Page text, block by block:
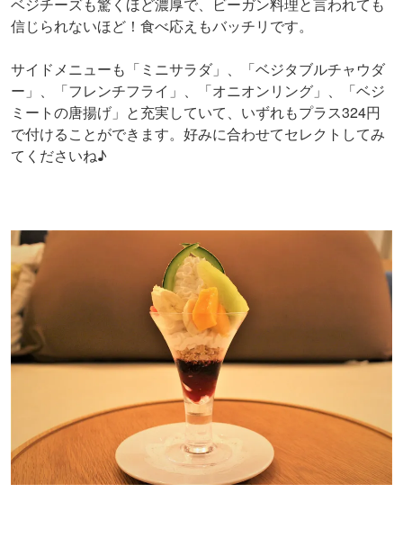
信じられないほど！食べ応えもバッチリです。
サイドメニューも「ミニサラダ」、「ベジタブルチャウダ
ー」、「フレンチフライ」、「オニオンリング」、「ベジ
ミートの唐揚げ」と充実していて、いずれもプラス324円
で付けることができます。好みに合わせてセレクトしてみ
てくださいね♪